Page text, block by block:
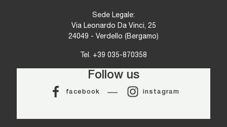
Sede Legale:
Via Leonardo Da Vinci, 25
24049 - Verdello (Bergamo)
Tel. +39 035-870358
Follow us
facebook instagram